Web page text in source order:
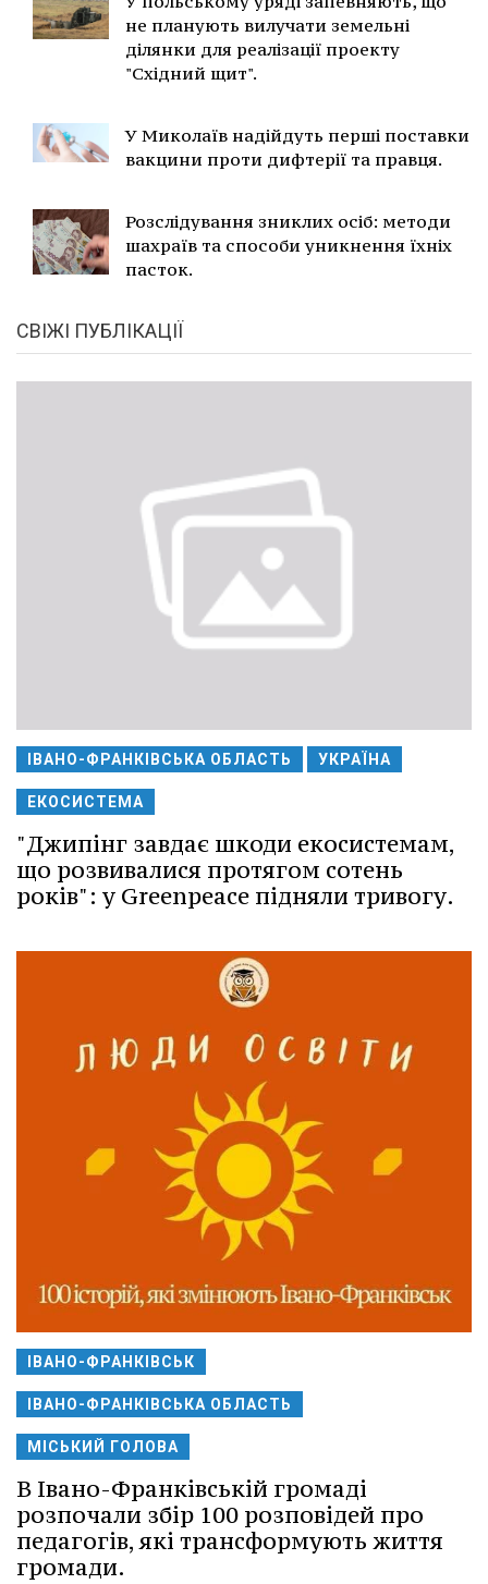
не планують вилучати земельні
ділянки для реалізації проекту
"Східний щит".
У Миколаїв надійдуть перші поставки
вакцини проти дифтерії та правця.
Розслідування зниклих осіб: методи
шахраїв та способи уникнення їхніх
пасток.
СВІЖІ ПУБЛІКАЦІЇ
ІВАНО-ФРАНКІВСЬКА ОБЛАСТЬ УКРАЇНА
ЕКОСИСТЕМА
"Джипінг завдає шкоди екосистемам,
що розвивалися протягом сотень
років": у Greenpeace підняли тривогу.
ІВАНО-ФРАНКІВСЬК
ІВАНО-ФРАНКІВСЬКА ОБЛАСТЬ
МІСЬКИЙ ГОЛОВА
В Івано-Франківській громаді
розпочали збір 100 розповідей про
педагогів, які трансформують життя
громади.